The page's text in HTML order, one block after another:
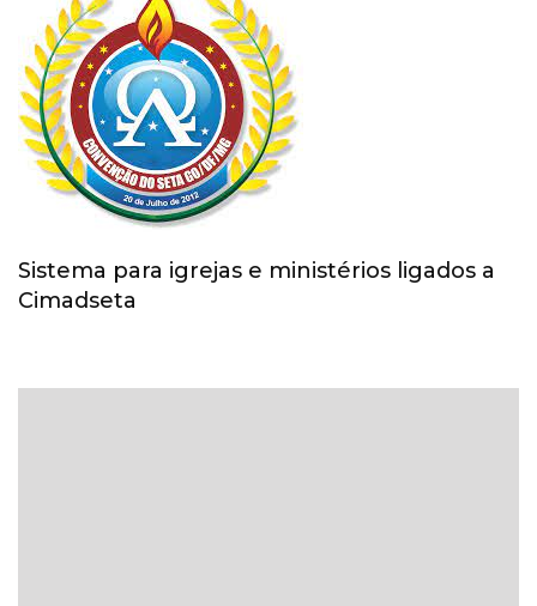
Sistema para igrejas e ministérios ligados a
Cimadseta